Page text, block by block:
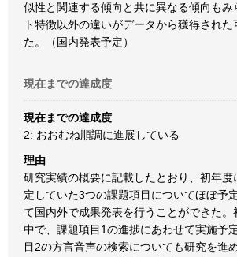
似性と関連する傾向と共に異なる傾向もみ
ト特徴以外の違いがデータから獲得され
た。（国内発表予定）
現在までの達成度
現在までの達成度
2: おおむね順調に進展している
理由
研究実績の概要に記載したとおり、初年度
定していた3つの課題項目についてほぼ予
て国内外で成果発表を行うことができた。
中で、課題項目1の進捗にあわせて実施予
目2の方言音声の検索についても研究を進